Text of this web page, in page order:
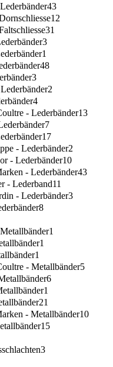
43
12
31
3
1
48
3
2
4
- Lederbänder13
7
17
- Lederbänder2
- Lederbänder10
- Lederbänder43
- Lederband11
- Lederbänder3
8
1
1
1
- Metallbänder5
6
1
21
- Metallbänder10
15
3